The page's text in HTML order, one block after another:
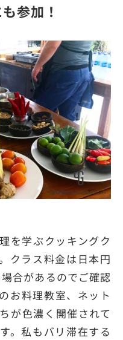
参加！
を学ぶクッキングク
クラス料金は日本円
合があるのでご確認
お料理教室、ネット
が色濃く開催されて
。私もバリ滞在する